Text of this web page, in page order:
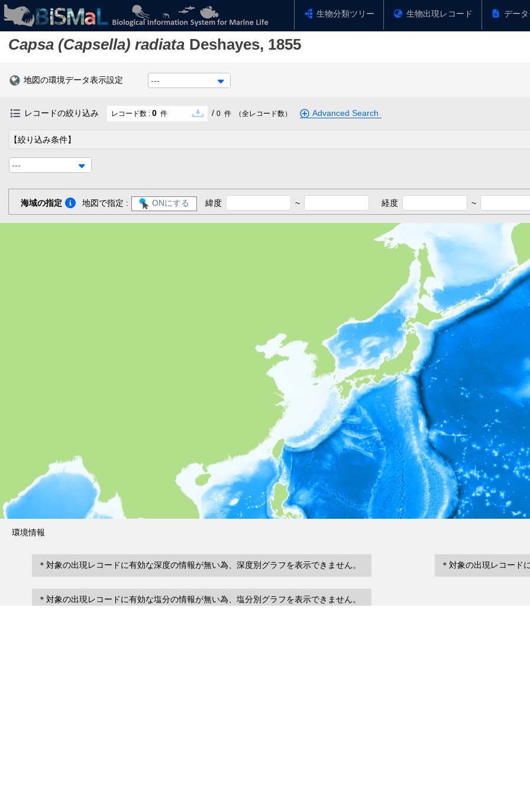
生物分類ツリー 生物出現レコード デー
Capsa (Capsella) radiata Deshayes, 1855
地図の環境データ表示設定 ---
レコードの絞り込み レコード数 : 0 件 / 0 件 （全レコード数） Advanced Search
【絞り込み条件】
---
海域の指定 地図で指定 : ONにする 緯度 ~ 経度 ~
環境情報
＊対象の出現レコードに有効な深度の情報が無い為、深度別グラフを表示できません。 ＊対象の出現レコード
＊対象の出現レコードに有効な塩分の情報が無い為、塩分別グラフを表示できません。